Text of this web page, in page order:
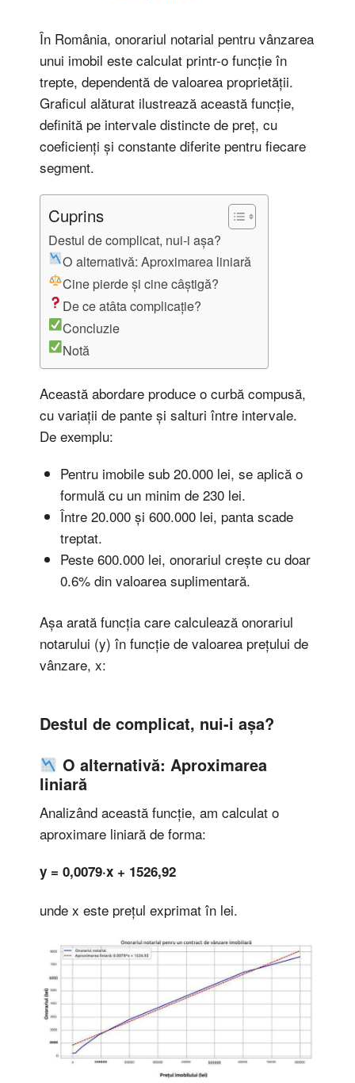
În România, onorariul notarial pentru vânzarea
unui imobil este calculat printr-o funcție în
trepte, dependentă de valoarea proprietății.
Graficul alăturat ilustrează această funcție,
definită pe intervale distincte de preț, cu
coeficienți și constante diferite pentru fiecare
segment.
Cuprins
Destul de complicat, nui-i așa?
O alternativă: Aproximarea liniară
Cine pierde și cine câștigă?
De ce atâta complicație?
Concluzie
Notă
Această abordare produce o curbă compusă,
cu variații de pante și salturi între intervale.
De exemplu:
Pentru imobile sub 20.000 lei, se aplică o
formulă cu un minim de 230 lei.
Între 20.000 și 600.000 lei, panta scade
treptat.
Peste 600.000 lei, onorariul crește cu doar
0.6% din valoarea suplimentară.
Așa arată funcția care calculează onorariul
notarului (y) în funcție de valoarea prețului de
vânzare, x:
Destul de complicat, nui-i așa?
O alternativă: Aproximarea
liniară
Analizând această funcție, am calculat o
aproximare liniară de forma:
y = 0,0079·x + 1526,92
unde x este prețul exprimat în lei.